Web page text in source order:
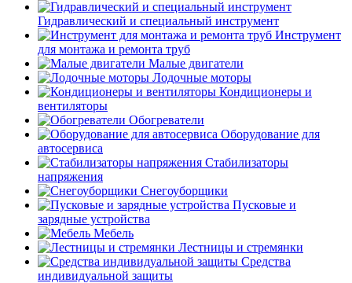
Гидравлический и специальный инструмент
Инструмент
для монтажа и ремонта труб
Малые двигатели
Лодочные моторы
Кондиционеры и
вентиляторы
Обогреватели
Оборудование для
автосервиса
Стабилизаторы
напряжения
Снегоуборщики
Пусковые и
зарядные устройства
Мебель
Лестницы и стремянки
Средства
индивидуальной защиты